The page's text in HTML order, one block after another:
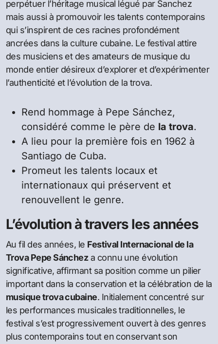
perpétuer l’héritage musical légué par Sanchez
mais aussi à promouvoir les talents contemporains
qui s’inspirent de ces racines profondément
ancrées dans la culture cubaine. Le festival attire
des musiciens et des amateurs de musique du
monde entier désireux d’explorer et d’expérimenter
l’authenticité et l’évolution de la trova.
Rend hommage à Pepe Sánchez,
considéré comme le père de la trova.
A lieu pour la première fois en 1962 à
Santiago de Cuba.
Promeut les talents locaux et
internationaux qui préservent et
renouvellent le genre.
L’évolution à travers les années
Au fil des années, le Festival Internacional de la
Trova Pepe Sáncheza connu une évolution
significative, affirmant sa position comme un pilier
important dans la conservation et la célébration de la
musique trova cubaine. Initialement concentré sur
les performances musicales traditionnelles, le
festival s’est progressivement ouvert à des genres
plus contemporains tout en conservant son